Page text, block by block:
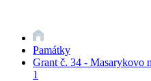
Památky
Grant č. 34 - Masarykovo
1